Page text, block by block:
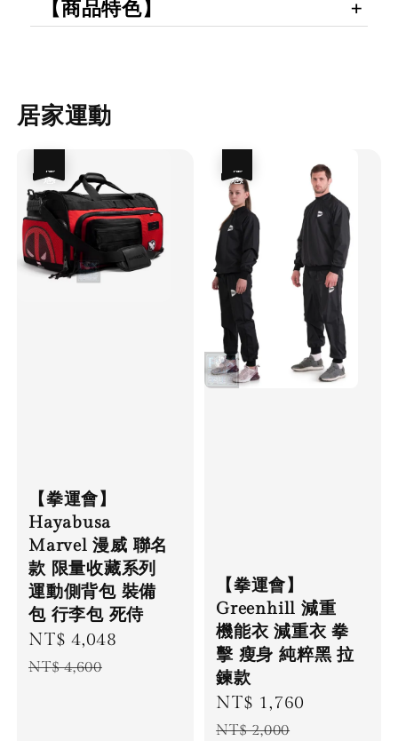
【商品特色】
居家運動
【拳運會】
Hayabusa
Marvel 漫威 聯名
款 限量收藏系列
運動側背包 裝備
包 行李包 死侍
Sale
price
NT$ 4,048
NT$ 4,600
【拳運會】
Greenhill 減重
機能衣 減重衣 拳
擊 瘦身 純粹黑 拉
鍊款
Sale
price
NT$ 1,760
NT$ 2,000